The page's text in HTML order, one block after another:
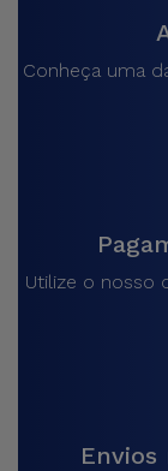
Conheça uma
Utilize o nosso